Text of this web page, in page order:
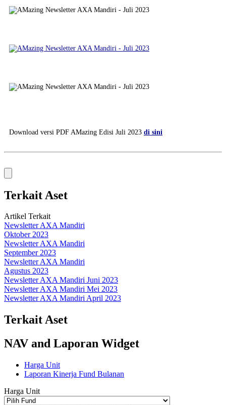
Download versi PDF AMazing Edisi Juli 2023 di sini
Terkait Aset
Artikel Terkait
Newsletter AXA Mandiri
Oktober 2023
Newsletter AXA Mandiri
September 2023
Newsletter AXA Mandiri
Agustus 2023
Newsletter AXA Mandiri Juni 2023
Newsletter AXA Mandiri Mei 2023
Newsletter AXA Mandiri April 2023
Terkait Aset
NAV and Laporan Widget
Harga Unit
Laporan Kinerja Fund Bulanan
Harga Unit